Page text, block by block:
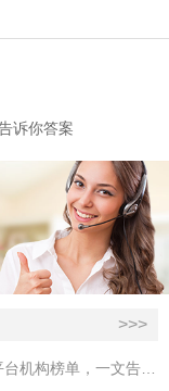
诉你答案
>>>
【16万人的经验贴】2022全球十大英语培训平台机构榜单，一文告诉你